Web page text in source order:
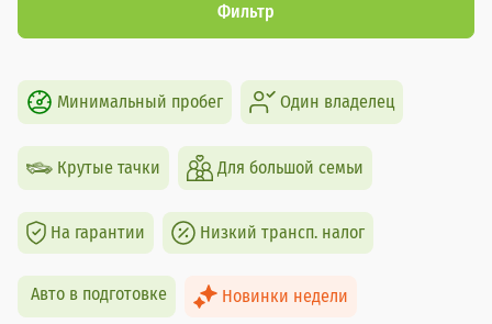
Фильтр
Минимальный пробег Один владелец
Крутые тачки Для большой семьи
На гарантии Низкий трансп. налог
Авто в подготовке Новинки недели